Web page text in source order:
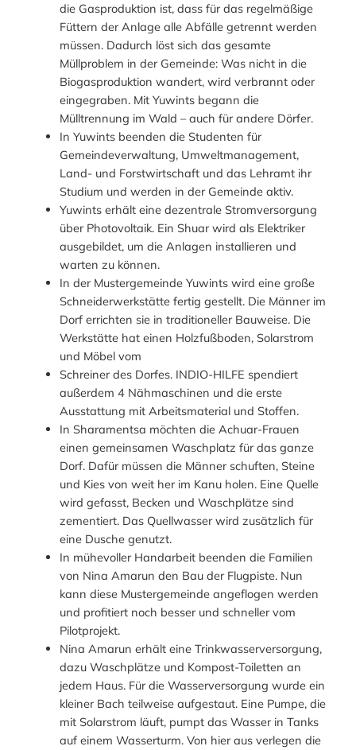
die Gasproduktion ist, dass für das regelmäßige
Füttern der Anlage alle Abfälle getrennt werden
müssen. Dadurch löst sich das gesamte
Müllproblem in der Gemeinde: Was nicht in die
Biogasproduktion wandert, wird verbrannt oder
eingegraben. Mit Yuwints begann die
Mülltrennung im Wald – auch für andere Dörfer.
In Yuwints beenden die Studenten für
Gemeindeverwaltung, Umweltmanagement,
Land- und Forstwirtschaft und das Lehramt ihr
Studium und werden in der Gemeinde aktiv.
Yuwints erhält eine dezentrale Stromversorgung
über Photovoltaik. Ein Shuar wird als Elektriker
ausgebildet, um die Anlagen installieren und
warten zu können.
In der Mustergemeinde Yuwints wird eine große
Schneiderwerkstätte fertig gestellt. Die Männer im
Dorf errichten sie in traditioneller Bauweise. Die
Werkstätte hat einen Holzfußboden, Solarstrom
und Möbel vom
Schreiner des Dorfes. INDIO-HILFE spendiert
außerdem 4 Nähmaschinen und die erste
Ausstattung mit Arbeitsmaterial und Stoffen.
In Sharamentsa möchten die Achuar-Frauen
einen gemeinsamen Waschplatz für das ganze
Dorf. Dafür müssen die Männer schuften, Steine
und Kies von weit her im Kanu holen. Eine Quelle
wird gefasst, Becken und Waschplätze sind
zementiert. Das Quellwasser wird zusätzlich für
eine Dusche genutzt.
In mühevoller Handarbeit beenden die Familien
von Nina Amarun den Bau der Flugpiste. Nun
kann diese Mustergemeinde angeflogen werden
und profitiert noch besser und schneller vom
Pilotprojekt.
Nina Amarun erhält eine Trinkwasserversorgung,
dazu Waschplätze und Kompost-Toiletten an
jedem Haus. Für die Wasserversorgung wurde ein
kleiner Bach teilweise aufgestaut. Eine Pumpe, die
mit Solarstrom läuft, pumpt das Wasser in Tanks
auf einem Wasserturm. Von hier aus verlegen die